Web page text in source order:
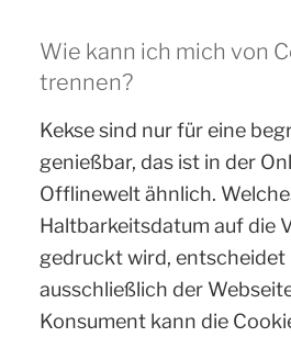
Wie kann ich mich von
trennen?
Kekse sind nur für eine
genießbar, das ist in der
Offlinewelt ähnlich.
Haltbarkeitsdatum auf die
gedruckt wird,
ausschließlich der
Konsument kann die